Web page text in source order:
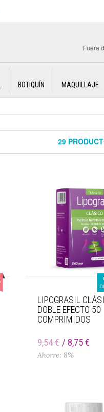
Fuera
BOTIQUÍN MAQUILLAJE
29
LIPOGRASIL
DOBLE EFECTO 50
COMPRIMIDOS
9,54 € 8,75 €
Ahorre: 8%